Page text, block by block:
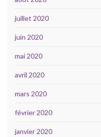
juillet 2020
juin 2020
mai 2020
avril 2020
mars 2020
février 2020
janvier 2020